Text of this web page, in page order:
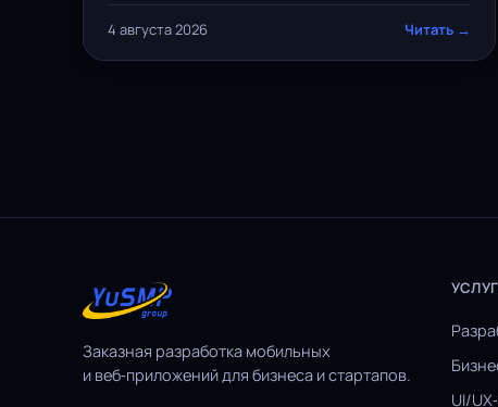
продукту. Разбор и чек-лист внедрения.
4 августа 2026 Читать →
Заказная разработка мобильных
и веб‑приложений для бизнеса и стартапов.
UI/